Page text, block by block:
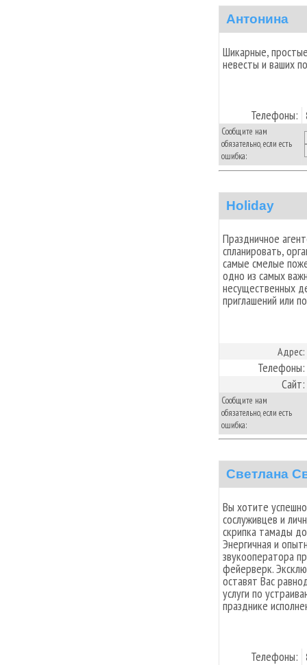
Антонина
Шикарные,
невесты и ваших
Телефоны:
Сообщите нам
обязательно, если есть
ошибка:
Holiday
Праздничное
спланировать,
самые смелые
одно из самых
несущественных
приглашений или
Адрес:
Телефоны:
Сайт:
Сообщите нам
обязательно, если есть
ошибка:
Светлана
Вы хотите
сослуживцев и
скрипка тамады
Энергичная и
звукооператора
фейерверк.
оставят Вас
услуги по
празднике
Телефоны: